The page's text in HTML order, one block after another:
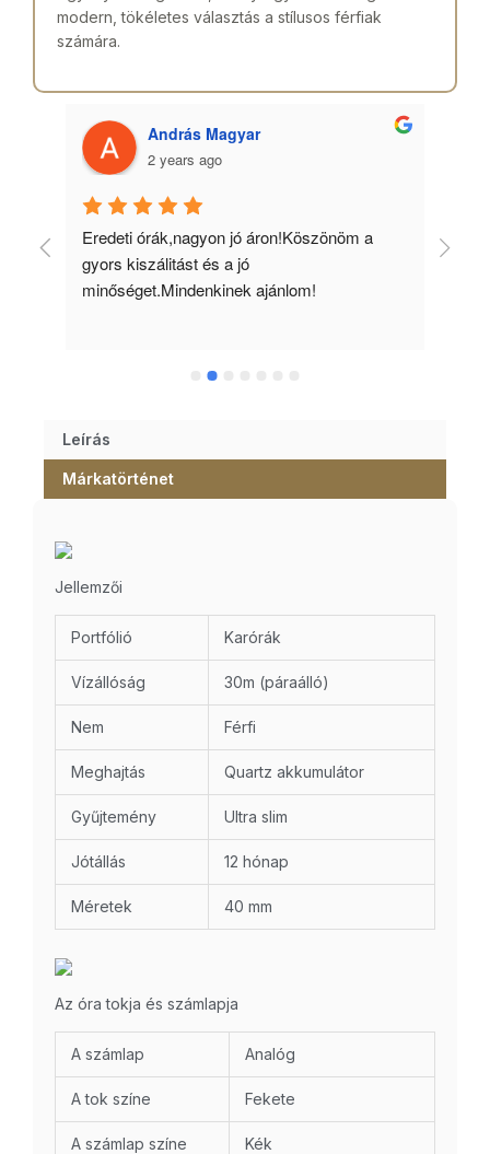
modern, tökéletes választás a stílusos férfiak
számára.
András Magyar
2 years ago
Eredeti órák,nagyon jó áron!Köszönöm a
gyors kiszálitást és a jó
minőséget.Mindenkinek ajánlom!
Leírás
Márkatörténet
Jellemzői
Portfólió Karórák
Vízállóság 30m (páraálló)
Nem Férfi
Meghajtás Quartz akkumulátor
Gyűjtemény Ultra slim
Jótállás 12 hónap
Méretek 40 mm
Az óra tokja és számlapja
A számlap Analóg
A tok színe Fekete
A számlap színe Kék